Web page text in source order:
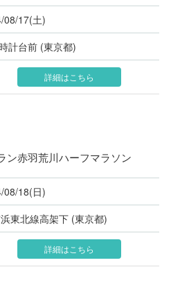
08/17(土)
計台前 (東京都)
詳細はこちら
ン赤羽荒川ハーフマラソン
08/18(日)
東北線高架下 (東京都)
詳細はこちら